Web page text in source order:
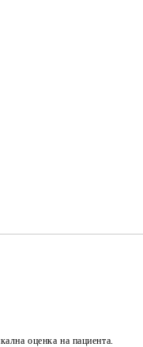
оценка на пациента.